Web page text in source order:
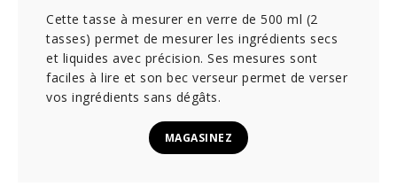
Cette tasse à mesurer en verre de 500 ml (2
tasses) permet de mesurer les ingrédients secs
et liquides avec précision. Ses mesures sont
faciles à lire et son bec verseur permet de verser
vos ingrédients sans dégâts.
MAGASINEZ